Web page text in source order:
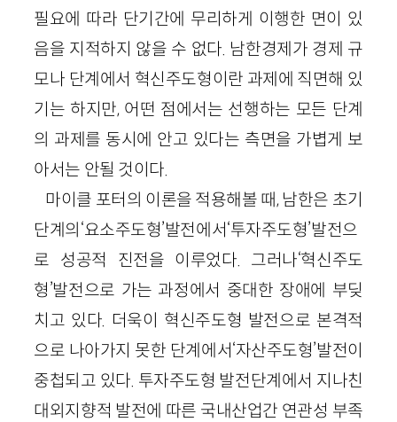
필요에 따라 단기간에 무리하게 이행한 면이 있
음을 지적하지 않을 수 없다. 남한경제가 경제 규
모나 단계에서 혁신주도형이란 과제에 직면해 있
기는 하지만, 어떤 점에서는 선행하는 모든 단계
의 과제를 동시에 안고 있다는 측면을 가볍게 보
아서는 안될 것이다.
마이클 포터의 이론을 적용해볼 때, 남한은 초기
단계의‘요소주도형’발전에서‘투자주도형’발전으
로 성공적 진전을 이루었다. 그러나‘혁신주도
형’발전으로 가는 과정에서 중대한 장애에 부딪
치고 있다. 더욱이 혁신주도형 발전으로 본격적
으로 나아가지 못한 단계에서‘자산주도형’발전이
중첩되고 있다. 투자주도형 발전단계에서 지나친
대외지향적 발전에 따른 국내산업간 연관성 부족